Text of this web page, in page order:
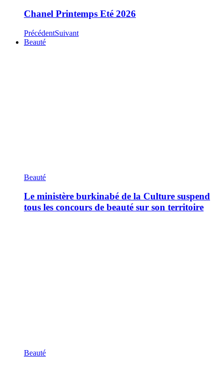
Chanel Printemps Eté 2026
PrécédentSuivant
Beauté
Beauté
Le ministère burkinabé de la Culture suspend
tous les concours de beauté sur son territoire
Beauté